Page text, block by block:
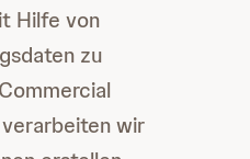
Hilfe von
zu
wir